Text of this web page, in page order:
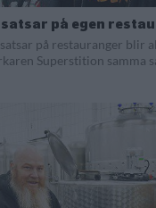
på egen
på restauranger blir
Superstition samma